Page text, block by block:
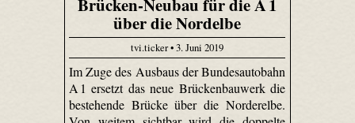
über die Nordelbe
tvi.ticker • 3. Juni 2019
Im Zuge des Ausbaus der Bundesautobahn
A 1 ersetzt das neue Brückenbauwerk die
bestehende Brücke über die Norderelbe.